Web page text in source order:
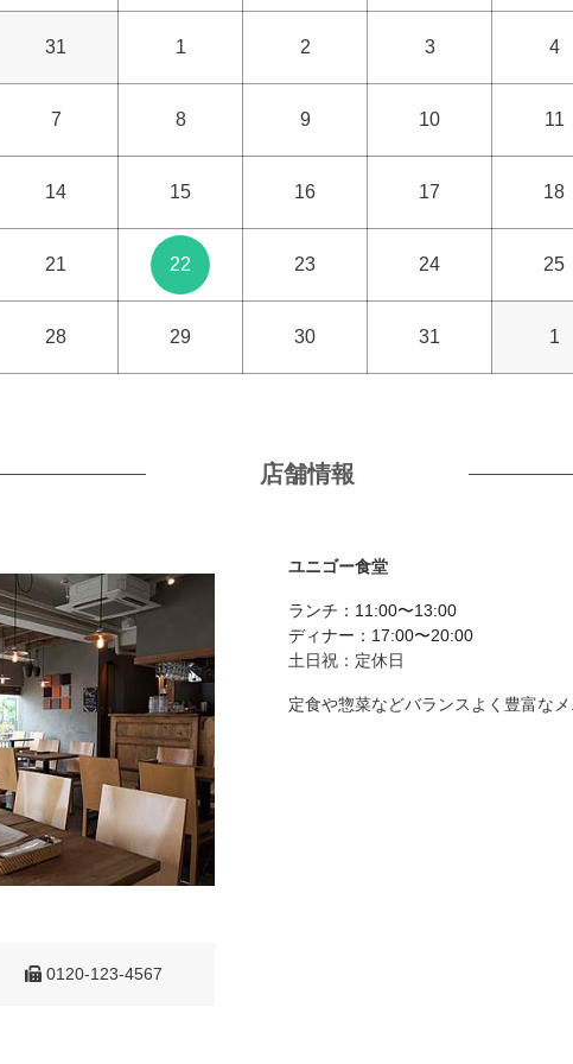
31 1 2 3 4
7 8 9 10 11
14 15 16 17 18
21 22 23 24 25
28 29 30 31 1
店舗情報
0120-123-4567
ユニゴー食堂
ランチ：11:00〜13:00
ディナー：17:00〜20:00
土日祝：定休日
定食や惣菜などバランスよく豊富な